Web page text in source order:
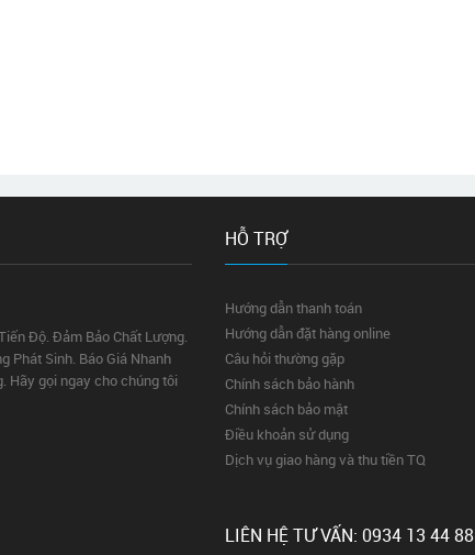
Độ. Đảm Bảo Chất Lượng.
Phát Sinh. Báo Giá Nhanh
Hãy gọi ngay cho chúng tôi
HỖ TRỢ
Hướng dẫn thanh toán
Hướng dẫn đặt hàng online
Câu hỏi thường gặp
Chính sách bảo hành
Chính sách bảo mật
Điều khoản sử dụng
Dịch vụ giao hàng và thu tiền TQ
LIÊN HỆ TƯ VẤN: 0934 13 44 88